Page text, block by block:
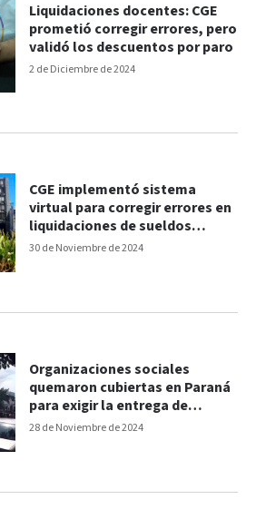
2 de Diciembre de 2024
Liquidaciones docentes: CGE
prometió corregir errores, pero
validó los descuentos por paro
30 de Noviembre de 2024
CGE implementó sistema
virtual para corregir errores en
liquidaciones de sueldos
docentes
28 de Noviembre de 2024
Organizaciones sociales
quemaron cubiertas en Paraná
para exigir la entrega de
alimentos